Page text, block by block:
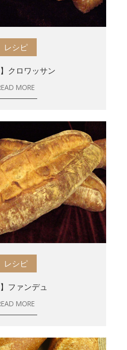
レシピ
クロワッサン
MORE
レシピ
ファンデュ
MORE